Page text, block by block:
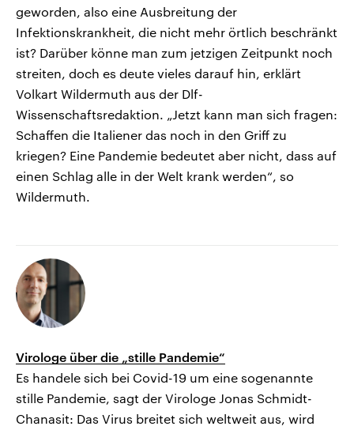
geworden, also eine Ausbreitung der
Infektionskrankheit, die nicht mehr örtlich beschränkt
ist? Darüber könne man zum jetzigen Zeitpunkt noch
streiten, doch es deute vieles darauf hin, erklärt
Volkart Wildermuth aus der Dlf-
Wissenschaftsredaktion. „Jetzt kann man sich fragen:
Schaffen die Italiener das noch in den Griff zu
kriegen? Eine Pandemie bedeutet aber nicht, dass auf
einen Schlag alle in der Welt krank werden“, so
Wildermuth.
Virologe über die „stille Pandemie“
Es handele sich bei Covid-19 um eine sogenannte
stille Pandemie, sagt der Virologe Jonas Schmidt-
Chanasit: Das Virus breitet sich weltweit aus, wird